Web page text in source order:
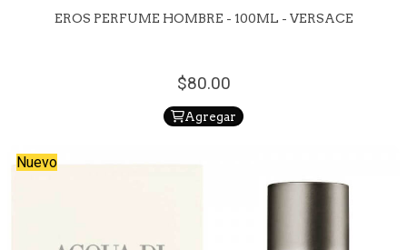
EROS PERFUME HOMBRE - 100ML - VERSACE
80.00
Agregar
Nuevo